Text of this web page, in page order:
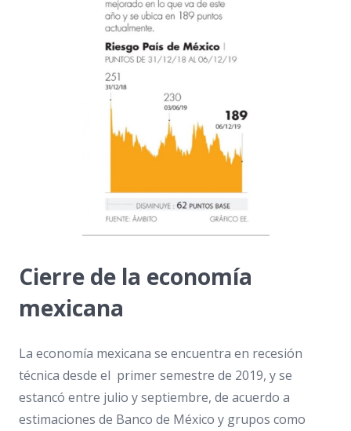
Cierre de la economía
mexicana
La economía mexicana se encuentra en recesión
técnica desde el primer semestre de 2019, y se
estancó entre julio y septiembre, de acuerdo a
estimaciones de Banco de México y grupos como